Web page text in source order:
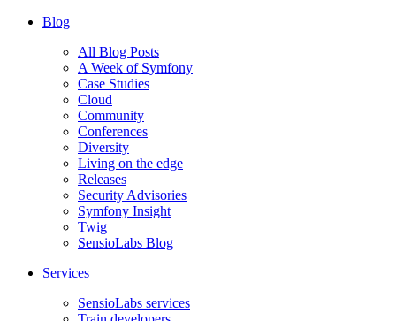
Blog
All Blog Posts
A Week of Symfony
Case Studies
Cloud
Community
Conferences
Diversity
Living on the edge
Releases
Security Advisories
Symfony Insight
Twig
SensioLabs Blog
Services
SensioLabs services